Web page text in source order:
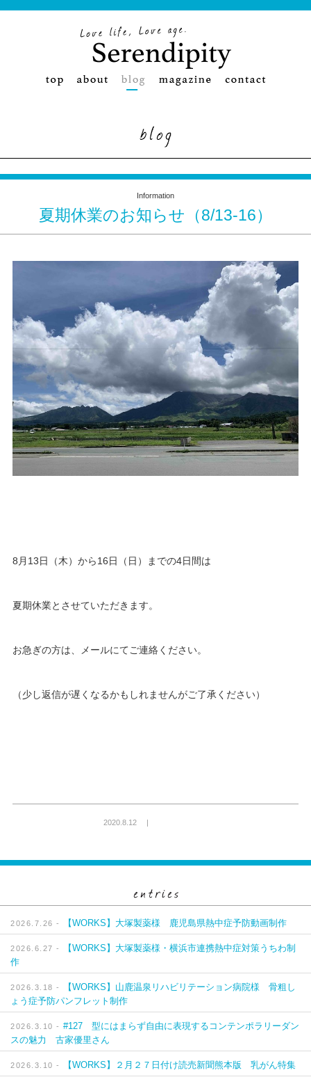
夏期休業のお知らせ（8/13-16）
Information
8月13日（木）から16日（日）までの4日間は
夏期休業とさせていただきます。
お急ぎの方は、メールにてご連絡ください。
（少し返信が遅くなるかもしれませんがご了承ください）
2020.8.12 |
2026.7.26 - 【WORKS】大塚製薬様 鹿児島県熱中症予防動画制作
2026.6.27 -
【WORKS】大塚製薬様・横浜市連携熱中症対策うちわ制
作
2026.3.18 -
【WORKS】山鹿温泉リハビリテーション病院様 骨粗し
ょう症予防パンフレット制作
2026.3.10 - #127 型にはまらず自由に表現するコンテンポラリーダン
スの魅力 古家優里さん
2026.3.10 - 【WORKS】２月２７日付け読売新聞熊本版 乳がん特集